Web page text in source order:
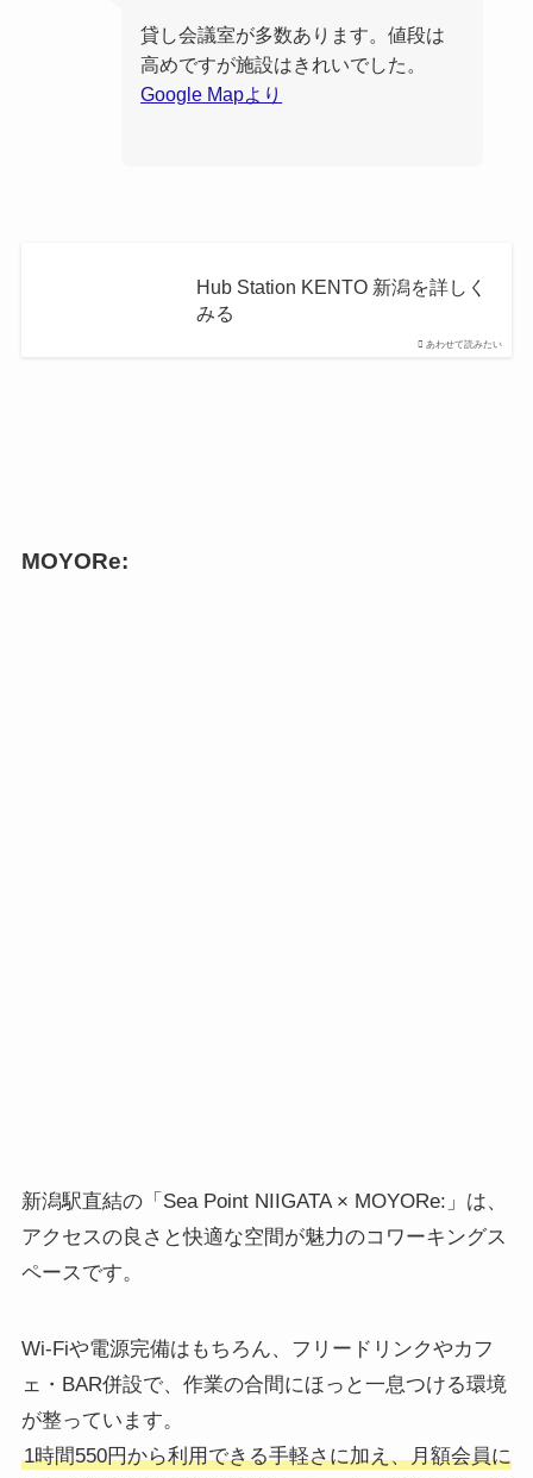
貸し会議室が多数あります。値段は
高めですが施設はきれいでした。
Google Mapより
あわせて読みたい
Hub Station KENTO 新潟を詳しく
みる
MOYORe:
新潟駅直結の「Sea Point NIIGATA × MOYORe:」は、
アクセスの良さと快適な空間が魅力のコワーキングス
ペースです。
Wi-Fiや電源完備はもちろん、フリードリンクやカフ
ェ・BAR併設で、作業の合間にほっと一息つける環境
が整っています。
1時間550円から利用できる手軽さに加え、月額会員に